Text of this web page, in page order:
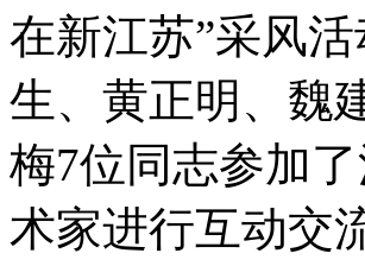
在新江苏”采风
生、黄正明、魏
梅7位同志参加
术家进行互动交